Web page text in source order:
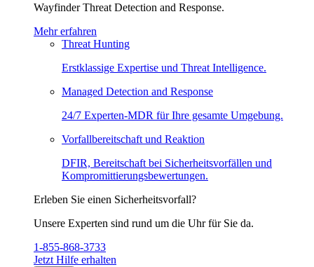
Wayfinder Threat Detection and Response.
Mehr erfahren
Threat Hunting
Erstklassige Expertise und Threat Intelligence.
Managed Detection and Response
24/7 Experten-MDR für Ihre gesamte Umgebung.
Vorfallbereitschaft und Reaktion
DFIR, Bereitschaft bei Sicherheitsvorfällen und
Kompromittierungsbewertungen.
Erleben Sie einen Sicherheitsvorfall?
Unsere Experten sind rund um die Uhr für Sie da.
1-855-868-3733
Jetzt Hilfe erhalten